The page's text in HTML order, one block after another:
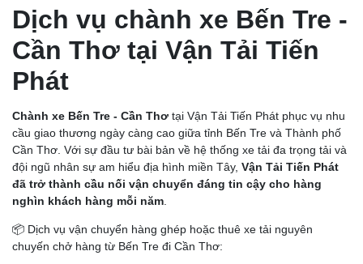
Dịch vụ chành xe Bến Tre -
Cần Thơ tại Vận Tải Tiến
Phát
Chành xe Bến Tre - Cần Thơ tại Vận Tải Tiến Phát phục vụ nhu
cầu giao thương ngày càng cao giữa tỉnh Bến Tre và Thành phố
Cần Thơ. Với sự đầu tư bài bản về hệ thống xe tải đa trọng tải và
đội ngũ nhân sự am hiểu địa hình miền Tây, Vận Tải Tiến Phát
đã trở thành cầu nối vận chuyển đáng tin cậy cho hàng
nghìn khách hàng mỗi năm
📦 Dịch vụ vận chuyển hàng ghép hoặc thuê xe tải nguyên
chuyến chở hàng từ Bến Tre đi Cần Thơ: